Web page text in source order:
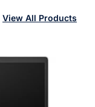
View All Products